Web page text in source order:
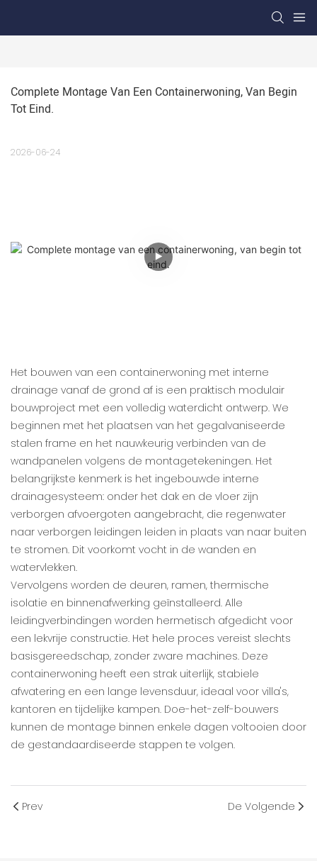
Complete Montage Van Een Containerwoning, Van Begin
Tot Eind.
2026-06-24
Het bouwen van een containerwoning met interne
drainage vanaf de grond af is een praktisch modulair
bouwproject met een volledig waterdicht ontwerp. We
beginnen met het plaatsen van het gegalvaniseerde
stalen frame en het nauwkeurig verbinden van de
wandpanelen volgens de montagetekeningen. Het
belangrijkste kenmerk is het ingebouwde interne
drainagesysteem: onder het dak en de vloer zijn
verborgen afvoergoten aangebracht, die regenwater
naar verborgen leidingen leiden in plaats van naar buiten
te stromen. Dit voorkomt vocht in de wanden en
watervlekken.
Vervolgens worden de deuren, ramen, thermische
isolatie en binnenafwerking geïnstalleerd. Alle
leidingverbindingen worden hermetisch afgedicht voor
een lekvrije constructie. Het hele proces vereist slechts
basisgereedschap, zonder zware machines. Deze
containerwoning heeft een strak uiterlijk, stabiele
afwatering en een lange levensduur, ideaal voor villa's,
kantoren en tijdelijke kampen. Doe-het-zelf-bouwers
kunnen de montage binnen enkele dagen voltooien door
de gestandaardiseerde stappen te volgen.
Prev De Volgende